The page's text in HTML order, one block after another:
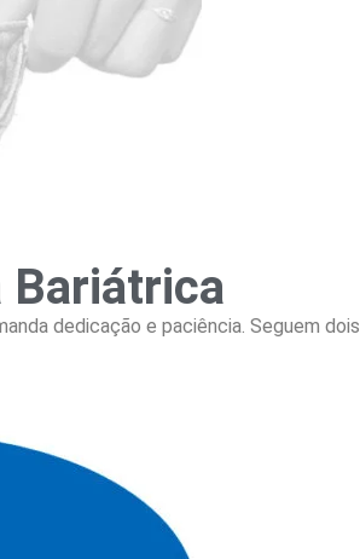
Bariátrica
dedicação e paciência. Seguem dois